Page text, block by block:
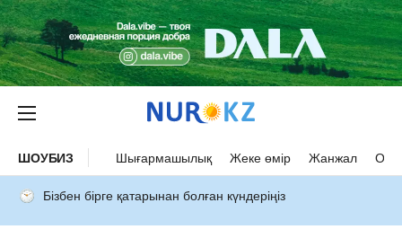
ШОУБИЗ Шығармашылық Жеке өмір Жанжал
Бізбен бірге қатарынан болған күндеріңіз